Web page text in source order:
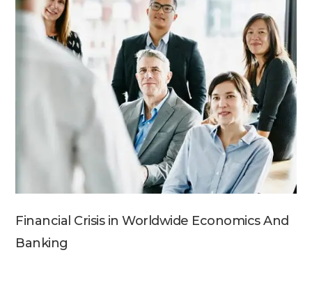
Financial Crisis in Worldwide Economics And
Banking